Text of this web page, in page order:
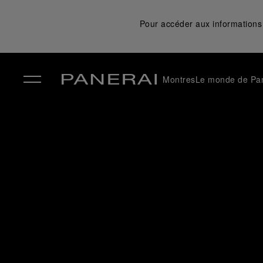
Pour accéder aux
MontresLe monde de